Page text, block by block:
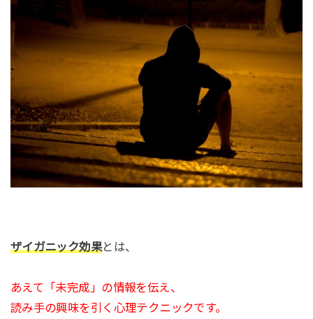
ザイガニック効果とは、
あえて「未完成」の情報を伝え、
読み手の興味を引く心理テクニックです。